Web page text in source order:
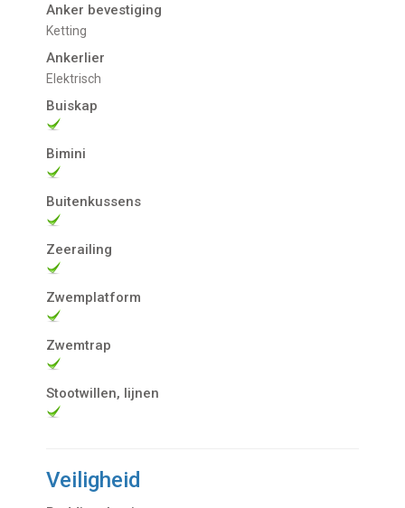
Anker bevestiging
Ketting
Ankerlier
Elektrisch
Buiskap
Bimini
Buitenkussens
Zeerailing
Zwemplatform
Zwemtrap
Stootwillen, lijnen
Veiligheid